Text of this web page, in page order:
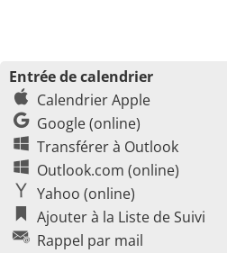
Entrée de calendrier
Calendrier Apple
Google (online)
Transférer à Outlook
Outlook.com (online)
Yahoo (online)
Ajouter à la Liste de Suivi
Rappel par mail